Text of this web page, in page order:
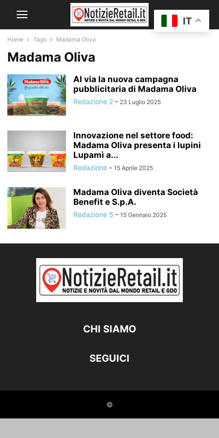
Home Tags Madama Oliva
Madama Oliva
Al via la nuova campagna
pubblicitaria di Madama Oliva
Redazione 2 - 23 Luglio 2025
Innovazione nel settore food:
Madama Oliva presenta i lupini
Lupamì a...
Redazione - 15 Aprile 2025
Madama Oliva diventa Società
Benefit e S.p.A.
Redazione 5 - 15 Gennaio 2025
CHI SIAMO
SEGUICI
©
IT